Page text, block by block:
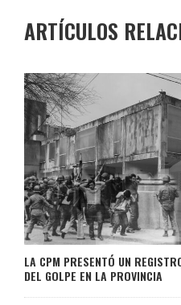
ARTÍCULOS
LA CPM PRESENTÓ UN
DEL GOLPE EN LA PROVINCIA